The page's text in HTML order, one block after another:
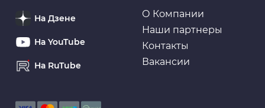
О Компании
Наши партнеры
Контакты
Вакансии
На Дзене
На YouTube
На RuTube